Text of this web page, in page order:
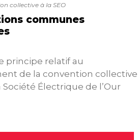
collective à la SEO
communes
principe relatif au
de la convention collective
Société Électrique de l’Our